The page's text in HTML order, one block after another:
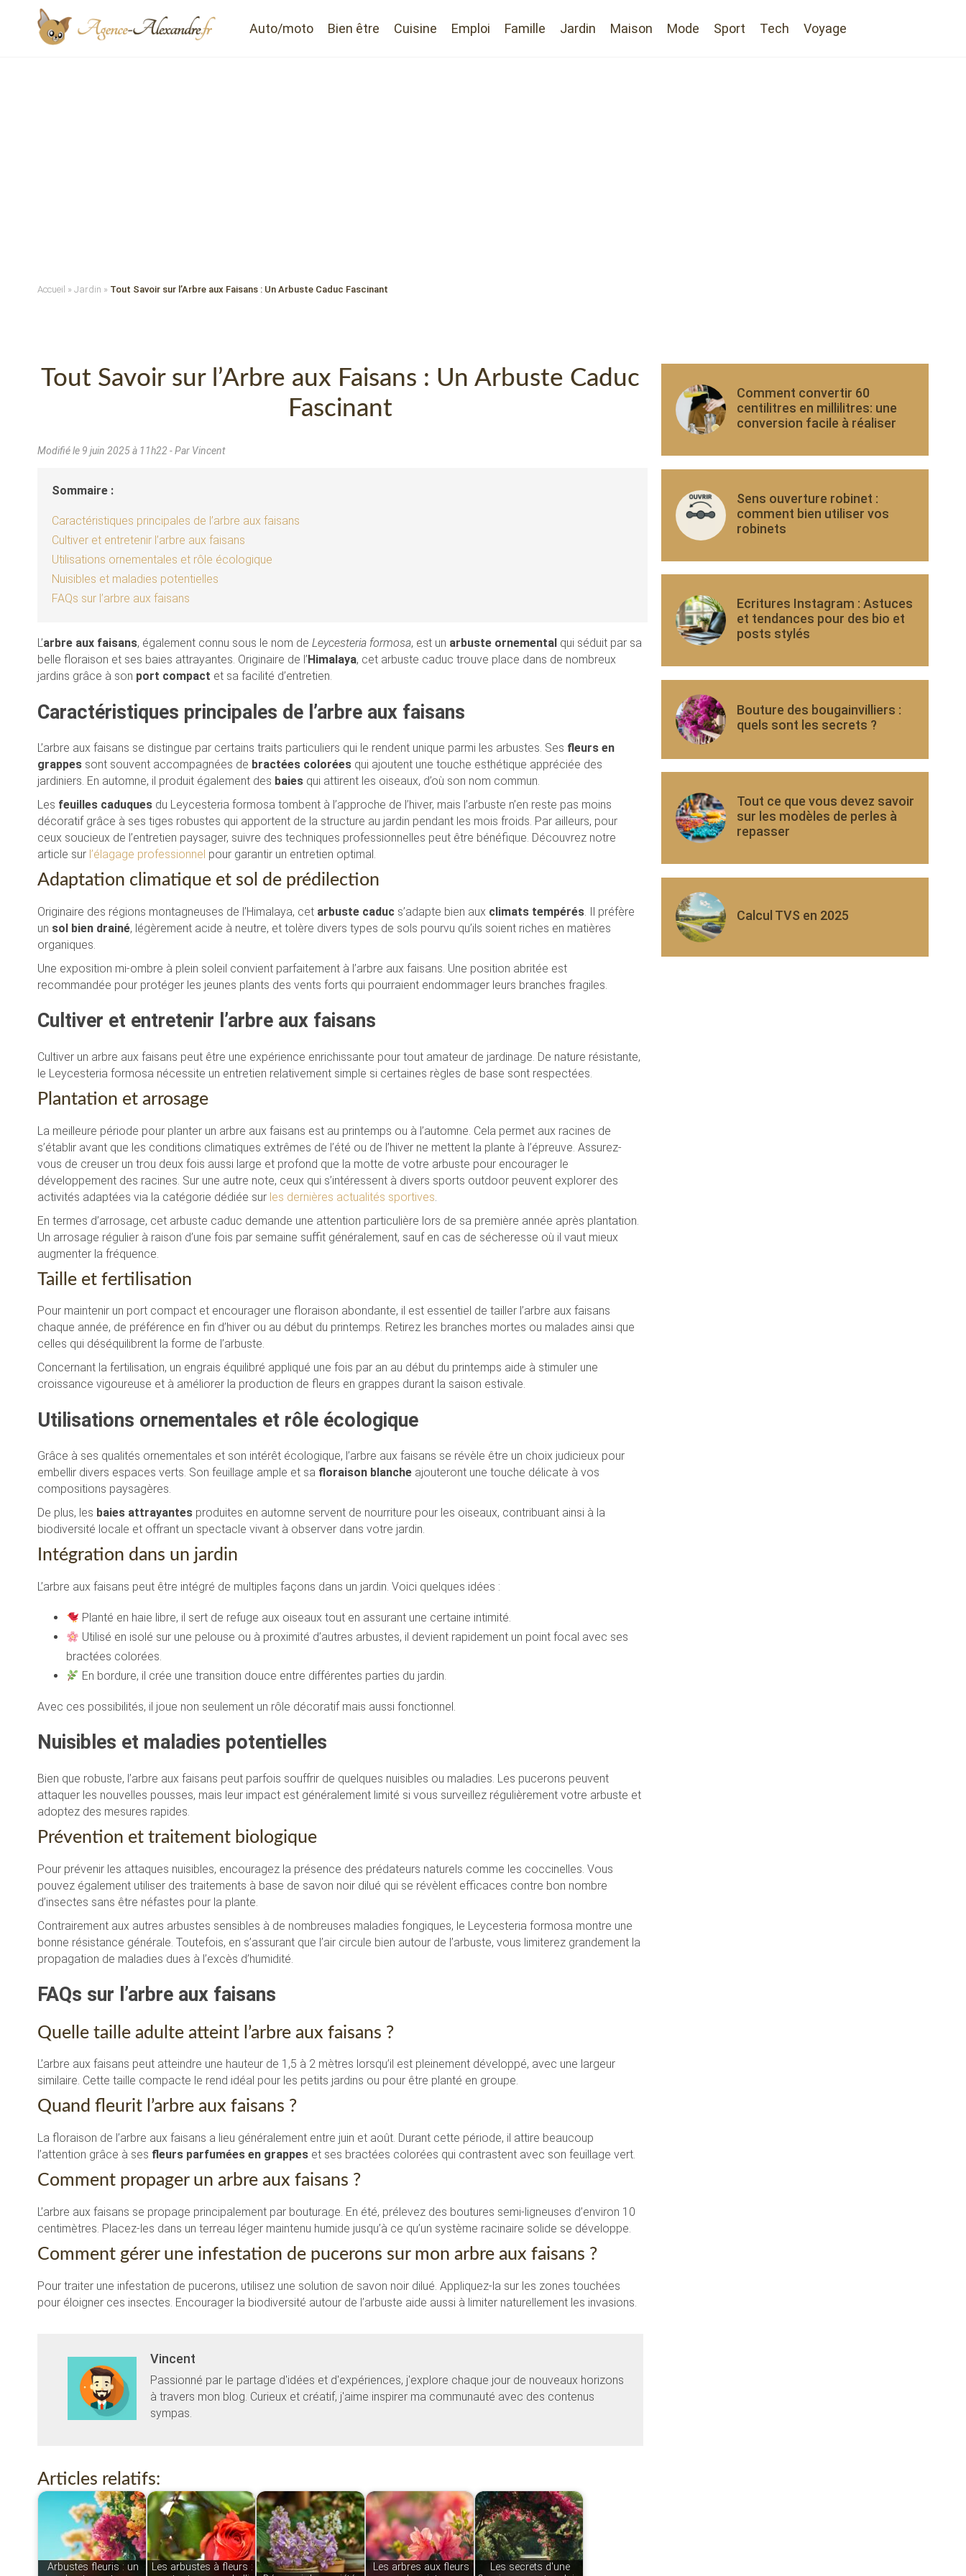
Auto/moto Bien être Cuisine Emploi Famille Jardin Maison Mode Sport Tech Voyage
Accueil » Jardin » Tout Savoir sur l’Arbre aux Faisans : Un Arbuste Caduc Fascinant
Tout Savoir sur l’Arbre aux Faisans : Un Arbuste Caduc
Fascinant
Modifié le 9 juin 2025 à 11h22 - Par Vincent
Sommaire :
Caractéristiques principales de l’arbre aux faisans
Cultiver et entretenir l’arbre aux faisans
Utilisations ornementales et rôle écologique
Nuisibles et maladies potentielles
FAQs sur l’arbre aux faisans
L’arbre aux faisans, également connu sous le nom de Leycesteria formosa, est un arbuste ornemental qui séduit par sa
belle floraison et ses baies attrayantes. Originaire de l’ Himalaya, cet arbuste caduc trouve place dans de nombreux
jardins grâce à son port compact et sa facilité d’entretien.
Caractéristiques principales de l’arbre aux faisans
L’arbre aux faisans se distingue par certains traits particuliers qui le rendent unique parmi les arbustes. Ses fleurs en
grappes sont souvent accompagnées de bractées colorées qui ajoutent une touche esthétique appréciée des
jardiniers. En automne, il produit également des baies qui attirent les oiseaux, d’où son nom commun.
Les feuilles caduques du Leycesteria formosa tombent à l’approche de l’hiver, mais l’arbuste n’en reste pas moins
décoratif grâce à ses tiges robustes qui apportent de la structure au jardin pendant les mois froids. Par ailleurs, pour
ceux soucieux de l’entretien paysager, suivre des techniques professionnelles peut être bénéfique. Découvrez notre
article sur l’élagage professionnel pour garantir un entretien optimal.
Adaptation climatique et sol de prédilection
Originaire des régions montagneuses de l’Himalaya, cet arbuste caduc s’adapte bien aux climats tempérés. Il préfère
un sol bien drainé, légèrement acide à neutre, et tolère divers types de sols pourvu qu’ils soient riches en matières
organiques.
Une exposition mi-ombre à plein soleil convient parfaitement à l’arbre aux faisans. Une position abritée est
recommandée pour protéger les jeunes plants des vents forts qui pourraient endommager leurs branches fragiles.
Cultiver et entretenir l’arbre aux faisans
Cultiver un arbre aux faisans peut être une expérience enrichissante pour tout amateur de jardinage. De nature résistante,
le Leycesteria formosa nécessite un entretien relativement simple si certaines règles de base sont respectées.
Plantation et arrosage
La meilleure période pour planter un arbre aux faisans est au printemps ou à l’automne. Cela permet aux racines de
s’établir avant que les conditions climatiques extrêmes de l’été ou de l’hiver ne mettent la plante à l’épreuve. Assurez-
vous de creuser un trou deux fois aussi large et profond que la motte de votre arbuste pour encourager le
développement des racines. Sur une autre note, ceux qui s’intéressent à divers sports outdoor peuvent explorer des
activités adaptées via la catégorie dédiée sur les dernières actualités sportives
En termes d’arrosage, cet arbuste caduc demande une attention particulière lors de sa première année après plantation.
Un arrosage régulier à raison d’une fois par semaine suffit généralement, sauf en cas de sécheresse où il vaut mieux
augmenter la fréquence.
Taille et fertilisation
Pour maintenir un port compact et encourager une floraison abondante, il est essentiel de tailler l’arbre aux faisans
chaque année, de préférence en fin d’hiver ou au début du printemps. Retirez les branches mortes ou malades ainsi que
celles qui déséquilibrent la forme de l’arbuste.
Concernant la fertilisation, un engrais équilibré appliqué une fois par an au début du printemps aide à stimuler une
croissance vigoureuse et à améliorer la production de fleurs en grappes durant la saison estivale.
Utilisations ornementales et rôle écologique
Grâce à ses qualités ornementales et son intérêt écologique, l’arbre aux faisans se révèle être un choix judicieux pour
embellir divers espaces verts. Son feuillage ample et sa floraison blanche ajouteront une touche délicate à vos
compositions paysagères.
De plus, les baies attrayantes produites en automne servent de nourriture pour les oiseaux, contribuant ainsi à la
biodiversité locale et offrant un spectacle vivant à observer dans votre jardin.
Intégration dans un jardin
L’arbre aux faisans peut être intégré de multiples façons dans un jardin. Voici quelques idées :
Planté en haie libre, il sert de refuge aux oiseaux tout en assurant une certaine intimité.
Utilisé en isolé sur une pelouse ou à proximité d’autres arbustes, il devient rapidement un point focal avec ses
bractées colorées.
En bordure, il crée une transition douce entre différentes parties du jardin.
Avec ces possibilités, il joue non seulement un rôle décoratif mais aussi fonctionnel.
Nuisibles et maladies potentielles
Bien que robuste, l’arbre aux faisans peut parfois souffrir de quelques nuisibles ou maladies. Les pucerons peuvent
attaquer les nouvelles pousses, mais leur impact est généralement limité si vous surveillez régulièrement votre arbuste et
adoptez des mesures rapides.
Prévention et traitement biologique
Pour prévenir les attaques nuisibles, encouragez la présence des prédateurs naturels comme les coccinelles. Vous
pouvez également utiliser des traitements à base de savon noir dilué qui se révèlent efficaces contre bon nombre
d’insectes sans être néfastes pour la plante.
Contrairement aux autres arbustes sensibles à de nombreuses maladies fongiques, le Leycesteria formosa montre une
bonne résistance générale. Toutefois, en s’assurant que l’air circule bien autour de l’arbuste, vous limiterez grandement la
propagation de maladies dues à l’excès d’humidité.
FAQs sur l’arbre aux faisans
Quelle taille adulte atteint l’arbre aux faisans ?
L’arbre aux faisans peut atteindre une hauteur de 1,5 à 2 mètres lorsqu’il est pleinement développé, avec une largeur
similaire. Cette taille compacte le rend idéal pour les petits jardins ou pour être planté en groupe.
Quand fleurit l’arbre aux faisans ?
La floraison de l’arbre aux faisans a lieu généralement entre juin et août. Durant cette période, il attire beaucoup
l’attention grâce à ses fleurs parfumées en grappes et ses bractées colorées qui contrastent avec son feuillage vert.
Comment propager un arbre aux faisans ?
L’arbre aux faisans se propage principalement par bouturage. En été, prélevez des boutures semi-ligneuses d’environ 10
centimètres. Placez-les dans un terreau léger maintenu humide jusqu’à ce qu’un système racinaire solide se développe.
Comment gérer une infestation de pucerons sur mon arbre aux faisans ?
Pour traiter une infestation de pucerons, utilisez une solution de savon noir dilué. Appliquez-la sur les zones touchées
pour éloigner ces insectes. Encourager la biodiversité autour de l’arbuste aide aussi à limiter naturellement les invasions.
Vincent
Passionné par le partage d'idées et d'expériences, j'explore chaque jour de nouveaux horizons
à travers mon blog. Curieux et créatif, j'aime inspirer ma communauté avec des contenus
sympas.
Articles relatifs:
Arbustes fleuris : un
Les arbustes à fleurs :
Les arbres aux fleurs
Les secrets d'une
Comment convertir 60
centilitres en millilitres: une
conversion facile à réaliser
Sens ouverture robinet :
comment bien utiliser vos
robinets
Ecritures Instagram : Astuces
et tendances pour des bio et
posts stylés
Bouture des bougainvilliers :
quels sont les secrets ?
Tout ce que vous devez savoir
sur les modèles de perles à
repasser
Calcul TVS en 2025